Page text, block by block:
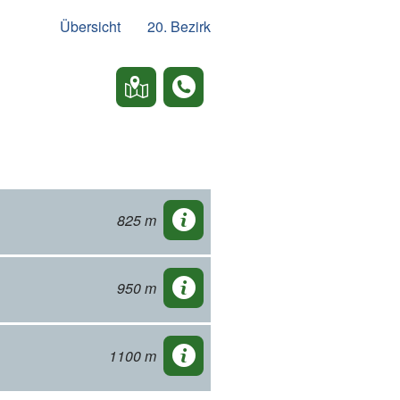
Übersicht 20. Bezirk
825 m
950 m
1100 m